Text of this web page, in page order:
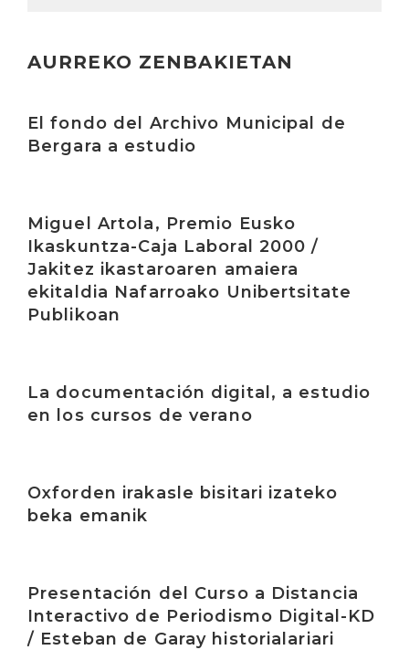
AURREKO ZENBAKIETAN
El fondo del Archivo Municipal de
Bergara a estudio
Miguel Artola, Premio Eusko
Ikaskuntza-Caja Laboral 2000 /
Jakitez ikastaroaren amaiera
ekitaldia Nafarroako Unibertsitate
Publikoan
La documentación digital, a estudio
en los cursos de verano
Oxforden irakasle bisitari izateko
beka emanik
Presentación del Curso a Distancia
Interactivo de Periodismo Digital-KD
/ Esteban de Garay historialariari